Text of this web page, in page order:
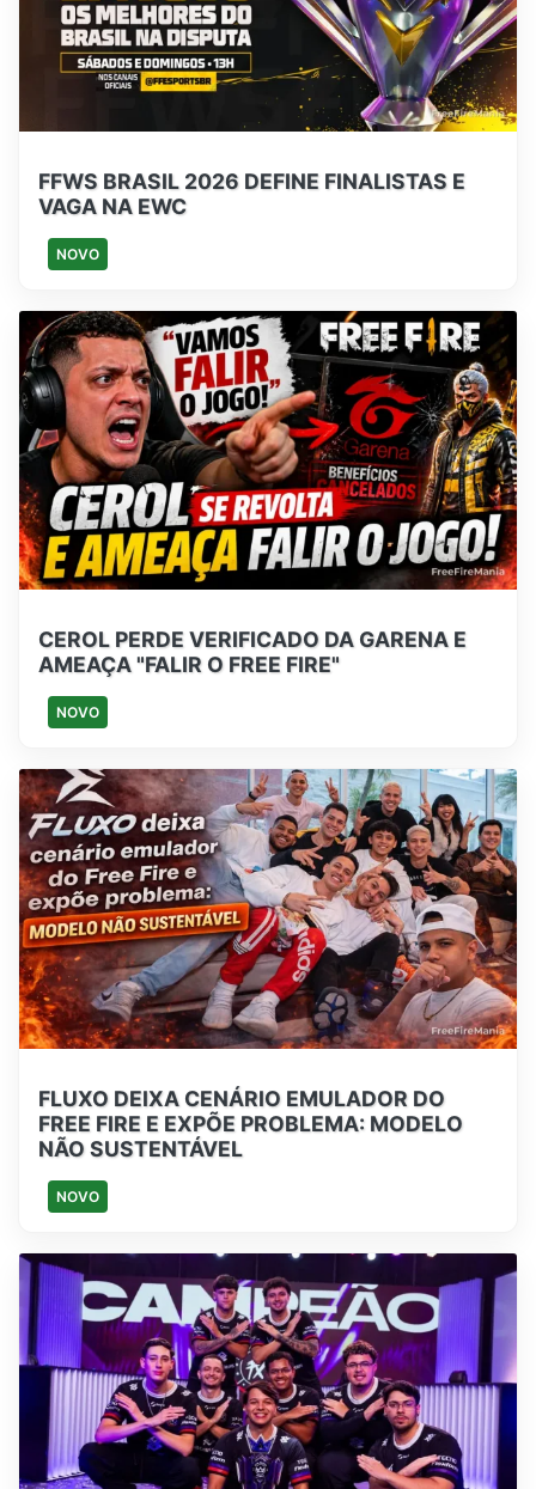
FFWS BRASIL 2026 DEFINE FINALISTAS E
VAGA NA EWC
NOVO
CEROL PERDE VERIFICADO DA GARENA E
AMEAÇA "FALIR O FREE FIRE"
NOVO
FLUXO DEIXA CENÁRIO EMULADOR DO
FREE FIRE E EXPÕE PROBLEMA: MODELO
NÃO SUSTENTÁVEL
NOVO